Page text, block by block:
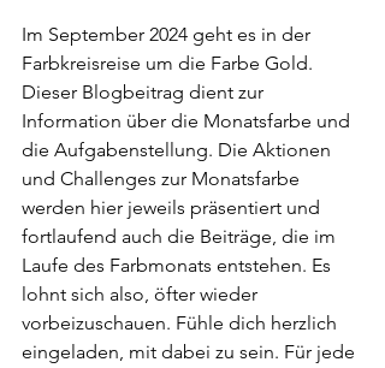
Im September 2024 geht es in der
Farbkreisreise um die Farbe Gold.
Dieser Blogbeitrag dient zur
Information über die Monatsfarbe und
die Aufgabenstellung. Die Aktionen
und Challenges zur Monatsfarbe
werden hier jeweils präsentiert und
fortlaufend auch die Beiträge, die im
Laufe des Farbmonats entstehen. Es
lohnt sich also, öfter wieder
vorbeizuschauen. Fühle dich herzlich
eingeladen, mit dabei zu sein. Für jede